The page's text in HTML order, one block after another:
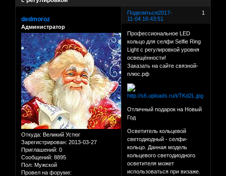
Поделиться 1
2017-
11-04 16:43:51
dedmoroz
Администратор
Откуда: Великий Устюг
Зарегистрирован: 2013-03-27
Приглашений: 0
Сообщений: 8895
Пол: Мужской
Провел на форуме:
Профессиональное LED
кольцо для селфи Selfie Ring
Light с регулировкой уровня
освещённости!
Заказать на сайте связной-
плюс.рф
Отличный подарок на Новый
Год
Осветитель кольцевой
светодиодный - селфи-
кольцо. Данная модель
кольцевого светодиодного
осветителя может
использоваться при визаже.